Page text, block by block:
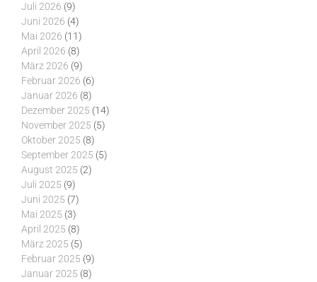
Juli 2026 (9)
Juni 2026 (4)
Mai 2026 (11)
April 2026 (8)
März 2026 (9)
Februar 2026 (6)
Januar 2026 (8)
Dezember 2025 (14)
November 2025 (5)
Oktober 2025 (8)
September 2025 (5)
August 2025 (2)
Juli 2025 (9)
Juni 2025 (7)
Mai 2025 (3)
April 2025 (8)
März 2025 (5)
Februar 2025 (9)
Januar 2025 (8)